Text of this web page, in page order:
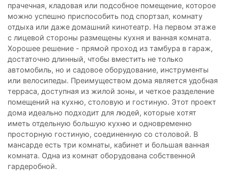
прачечная, кладовая или подсобное помещение, которое
можно успешно приспособить под спортзал, комнату
отдыха или даже домашний кинотеатр. На первом этаже
с лицевой стороны размещены кухня и ванная комната.
Хорошее решение - прямой проход из тамбура в гараж,
достаточно длинный, чтобы вместить не только
автомобиль, но и садовое оборудование, инструменты
или велосипеды. Преимуществом дома является удобная
терраса, доступная из жилой зоны, и четкое разделение
помещений на кухню, столовую и гостиную. Этот проект
дома идеально подходит для людей, которые хотят
иметь отдельную большую кухню и одновременно
просторную гостиную, соединенную со столовой. В
мансарде есть три комнаты, кабинет и большая ванная
комната. Одна из комнат оборудована собственной
гардеробной.